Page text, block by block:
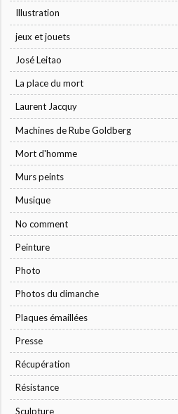
Illustration
jeux et jouets
José Leitao
La place du mort
Laurent Jacquy
Machines de Rube Goldberg
Mort d'homme
Murs peints
Musique
No comment
Peinture
Photo
Photos du dimanche
Plaques émaillées
Presse
Récupération
Résistance
Sculpture